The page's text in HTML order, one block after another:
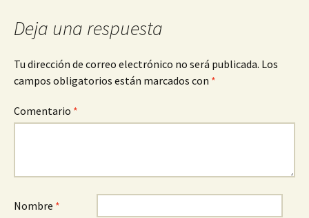
Deja una respuesta
Tu dirección de correo electrónico no será publicada. Los
campos obligatorios están marcados con *
Comentario *
Nombre *